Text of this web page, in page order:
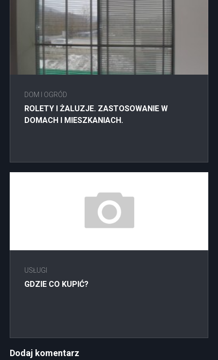
DOM I OGRÓD
ROLETY I ŻALUZJE. ZASTOSOWANIE W
DOMACH I MIESZKANIACH.
USŁUGI
GDZIE CO KUPIĆ?
Dodaj komentarz